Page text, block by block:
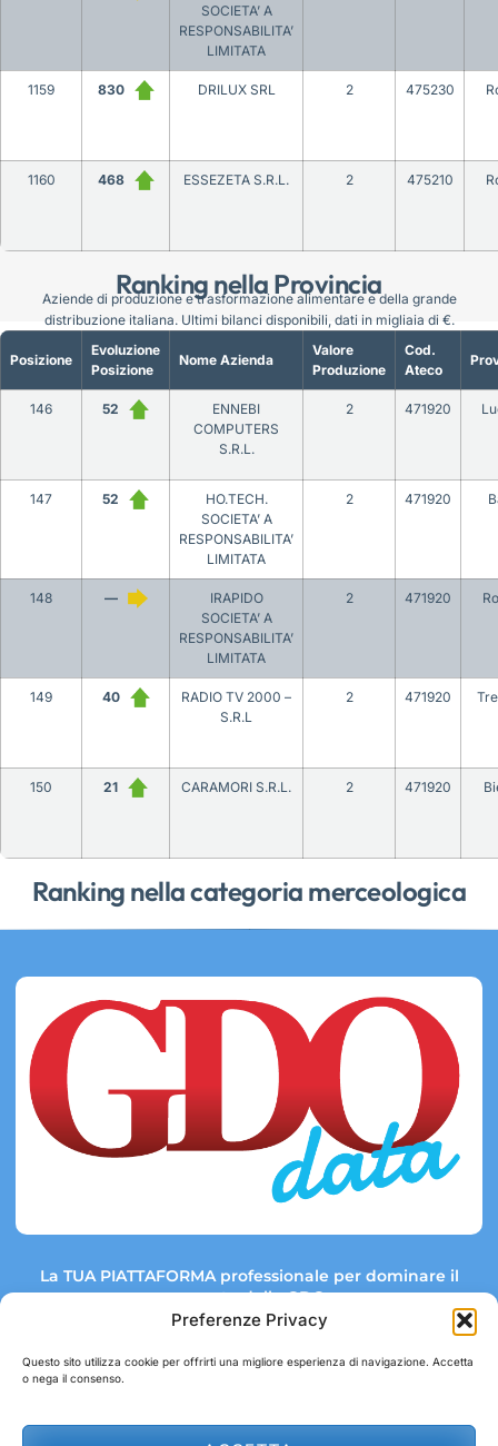
Preferenze Privacy
Questo sito utilizza cookie per offrirti una migliore esperienza di navigazione. Accetta
o nega il consenso.
Ranking nella Provincia
SOCIETA’ A
RESPONSABILITA’
LIMITATA
1159 830 DRILUX SRL 2 475230
1160 468 ESSEZETA S.R.L. 2 475210
Ranking nella categoria merceologica
Posizione
Evoluzione
Posizione
Nome Azienda
Valore
Produzione
Cod.
Ateco
146 52
ENNEBI
COMPUTERS
S.R.L.
2 471920
147 52
HO.TECH.
SOCIETA’ A
RESPONSABILITA’
LIMITATA
2 471920
148 —
IRAPIDO
SOCIETA’ A
RESPONSABILITA’
LIMITATA
2 471920
149 40
RADIO TV 2000 –
S.R.L
2 471920
150 21 CARAMORI S.R.L. 2 471920
Aziende di produzione e trasformazione alimentare e della grande
distribuzione italiana. Ultimi bilanci disponibili, dati in migliaia di €.
La TUA PIATTAFORMA professionale per dominare il
mercato della GDO.
Link rapidi: